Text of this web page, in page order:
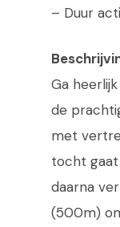
– Duur
Ga
de
met
tocht gaat
daarna
(500m)